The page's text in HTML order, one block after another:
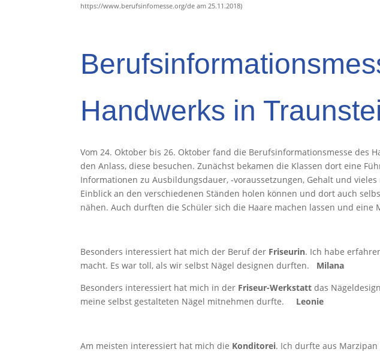
https://www.berufsinfomesse.org/de am 25.11.2018)
Handwerks in
Vom 24. Oktober bis 26. Oktober fand die Berufsinformationsmesse des
den Anlass, diese besuchen. Zunächst bekamen die Klassen dort eine
Informationen zu Ausbildungsdauer, -voraussetzungen, Gehalt und
Einblick an den verschiedenen Ständen holen können und dort auch
nähen. Auch durften die Schüler sich die Haare machen lassen und eine
Besonders interessiert hat mich der Beruf der Friseurin. Ich habe
macht. Es war toll, als wir selbst Nägel designen durften. Milana
Besonders interessiert hat mich in der Friseur-Werkstatt das
meine selbst gestalteten Nägel mitnehmen durfte. Leonie
Am meisten interessiert hat mich die Konditorei. Ich durfte aus